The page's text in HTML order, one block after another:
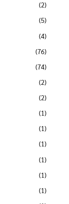
(2)
(5)
(4)
(76)
(74)
(2)
(2)
(1)
(1)
(1)
(1)
(1)
(1)